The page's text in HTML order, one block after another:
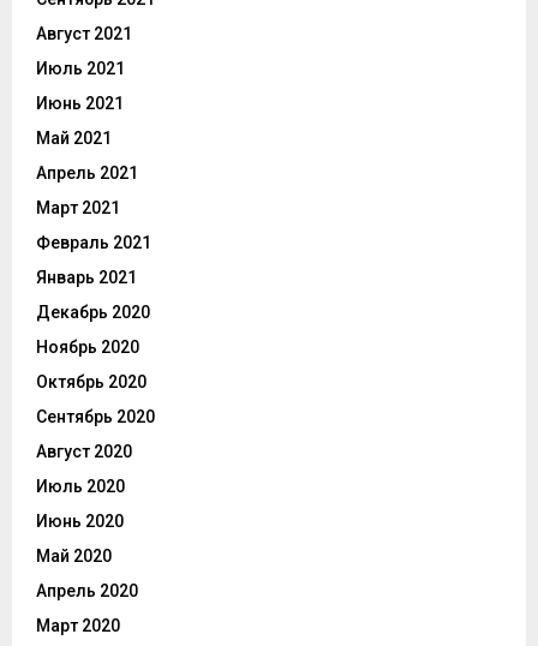
Август 2021
Июль 2021
Июнь 2021
Май 2021
Апрель 2021
Март 2021
Февраль 2021
Январь 2021
Декабрь 2020
Ноябрь 2020
Октябрь 2020
Сентябрь 2020
Август 2020
Июль 2020
Июнь 2020
Май 2020
Апрель 2020
Март 2020